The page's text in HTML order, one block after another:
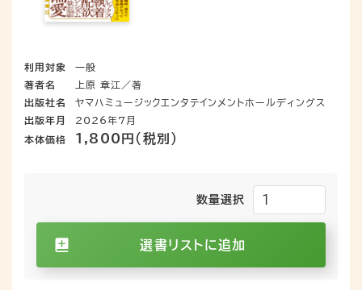
利用対象
一般
著者名
上原 章江／著
出版社名
ヤマハミュージックエンタテインメントホールディングス
出版年月
2026年7月
本体価格
1,800円（税別）
数量選択
選書リストに追加